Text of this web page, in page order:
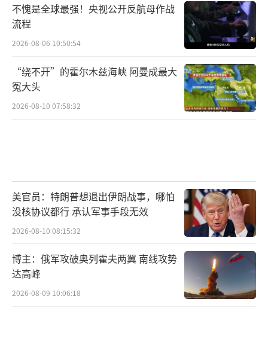
不愧是全球最强！央视公开反航母作战
流程
2026-08-06 10:50:54
“绕不开”的霍尔木兹海峡 阿曼成最大
冤大头
2026-08-10 07:58:32
美官员：特朗普想退出伊朗战事，哪怕
没核协议都行 承认军事手段无效
2026-08-10 08:15:32
博主：俄军攻破奥列霍夫两翼 南线攻势
达高峰
2026-08-09 10:06:18